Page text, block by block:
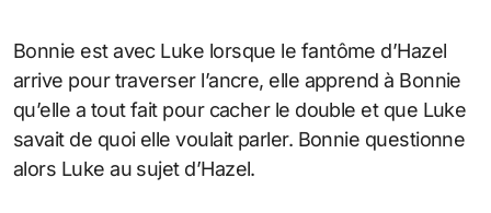
Bonnie est avec Luke lorsque le fantôme d’Hazel
arrive pour traverser l’ancre, elle apprend à Bonnie
qu’elle a tout fait pour cacher le double et que Luke
savait de quoi elle voulait parler. Bonnie questionne
alors Luke au sujet d’Hazel.